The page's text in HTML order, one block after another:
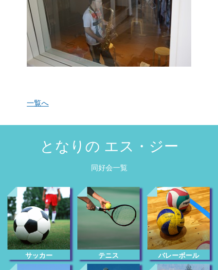
一覧へ
となりの エス・ジー
同好会一覧
サッカー テニス バレーボール